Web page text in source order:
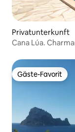
Privatunterkunft
Cana Lúa.
Gäste-Favorit
Gäste-Favorit